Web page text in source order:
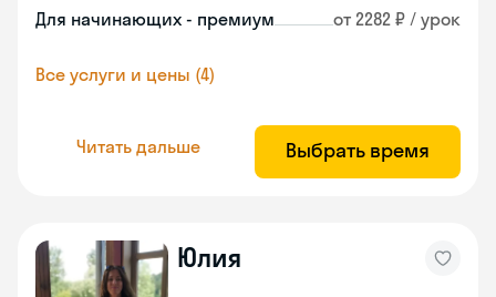
Для начинающих - премиум от 2282 ₽ / урок
Все услуги и цены (4)
Читать дальше Выбрать время
Юлия